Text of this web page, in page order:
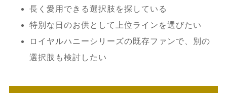
長く愛用できる選択肢を探している
特別な日のお供として上位ラインを選びたい
ロイヤルハニーシリーズの既存ファンで、別の
選択肢も検討したい